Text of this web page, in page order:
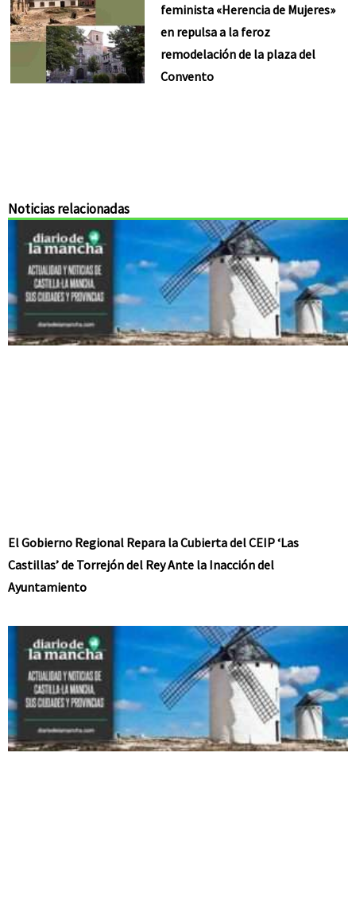
feminista «Herencia de Mujeres»
en repulsa a la feroz
remodelación de la plaza del
Convento
Noticias relacionadas
El Gobierno Regional Repara la Cubierta del CEIP ‘Las
Castillas’ de Torrejón del Rey Ante la Inacción del
Ayuntamiento